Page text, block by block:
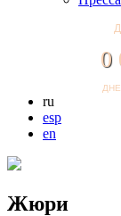
0
ru
esp
en
Жюри